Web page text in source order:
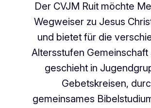
Der CVJM Ruit möchte
Wegweiser zu Jesus
und bietet für die
Altersstufen Gemeinschaft
geschieht in
Gebetskreisen,
gemeinsames